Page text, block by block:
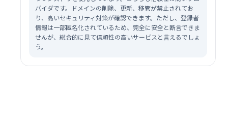
バイダです。ドメインの削除、更新、移管が禁止されてお
り、高いセキュリティ対策が確認できます。ただし、登録者
情報は一部匿名化されているため、完全に安全と断言できま
せんが、総合的に見て信頼性の高いサービスと言えるでしょ
う。